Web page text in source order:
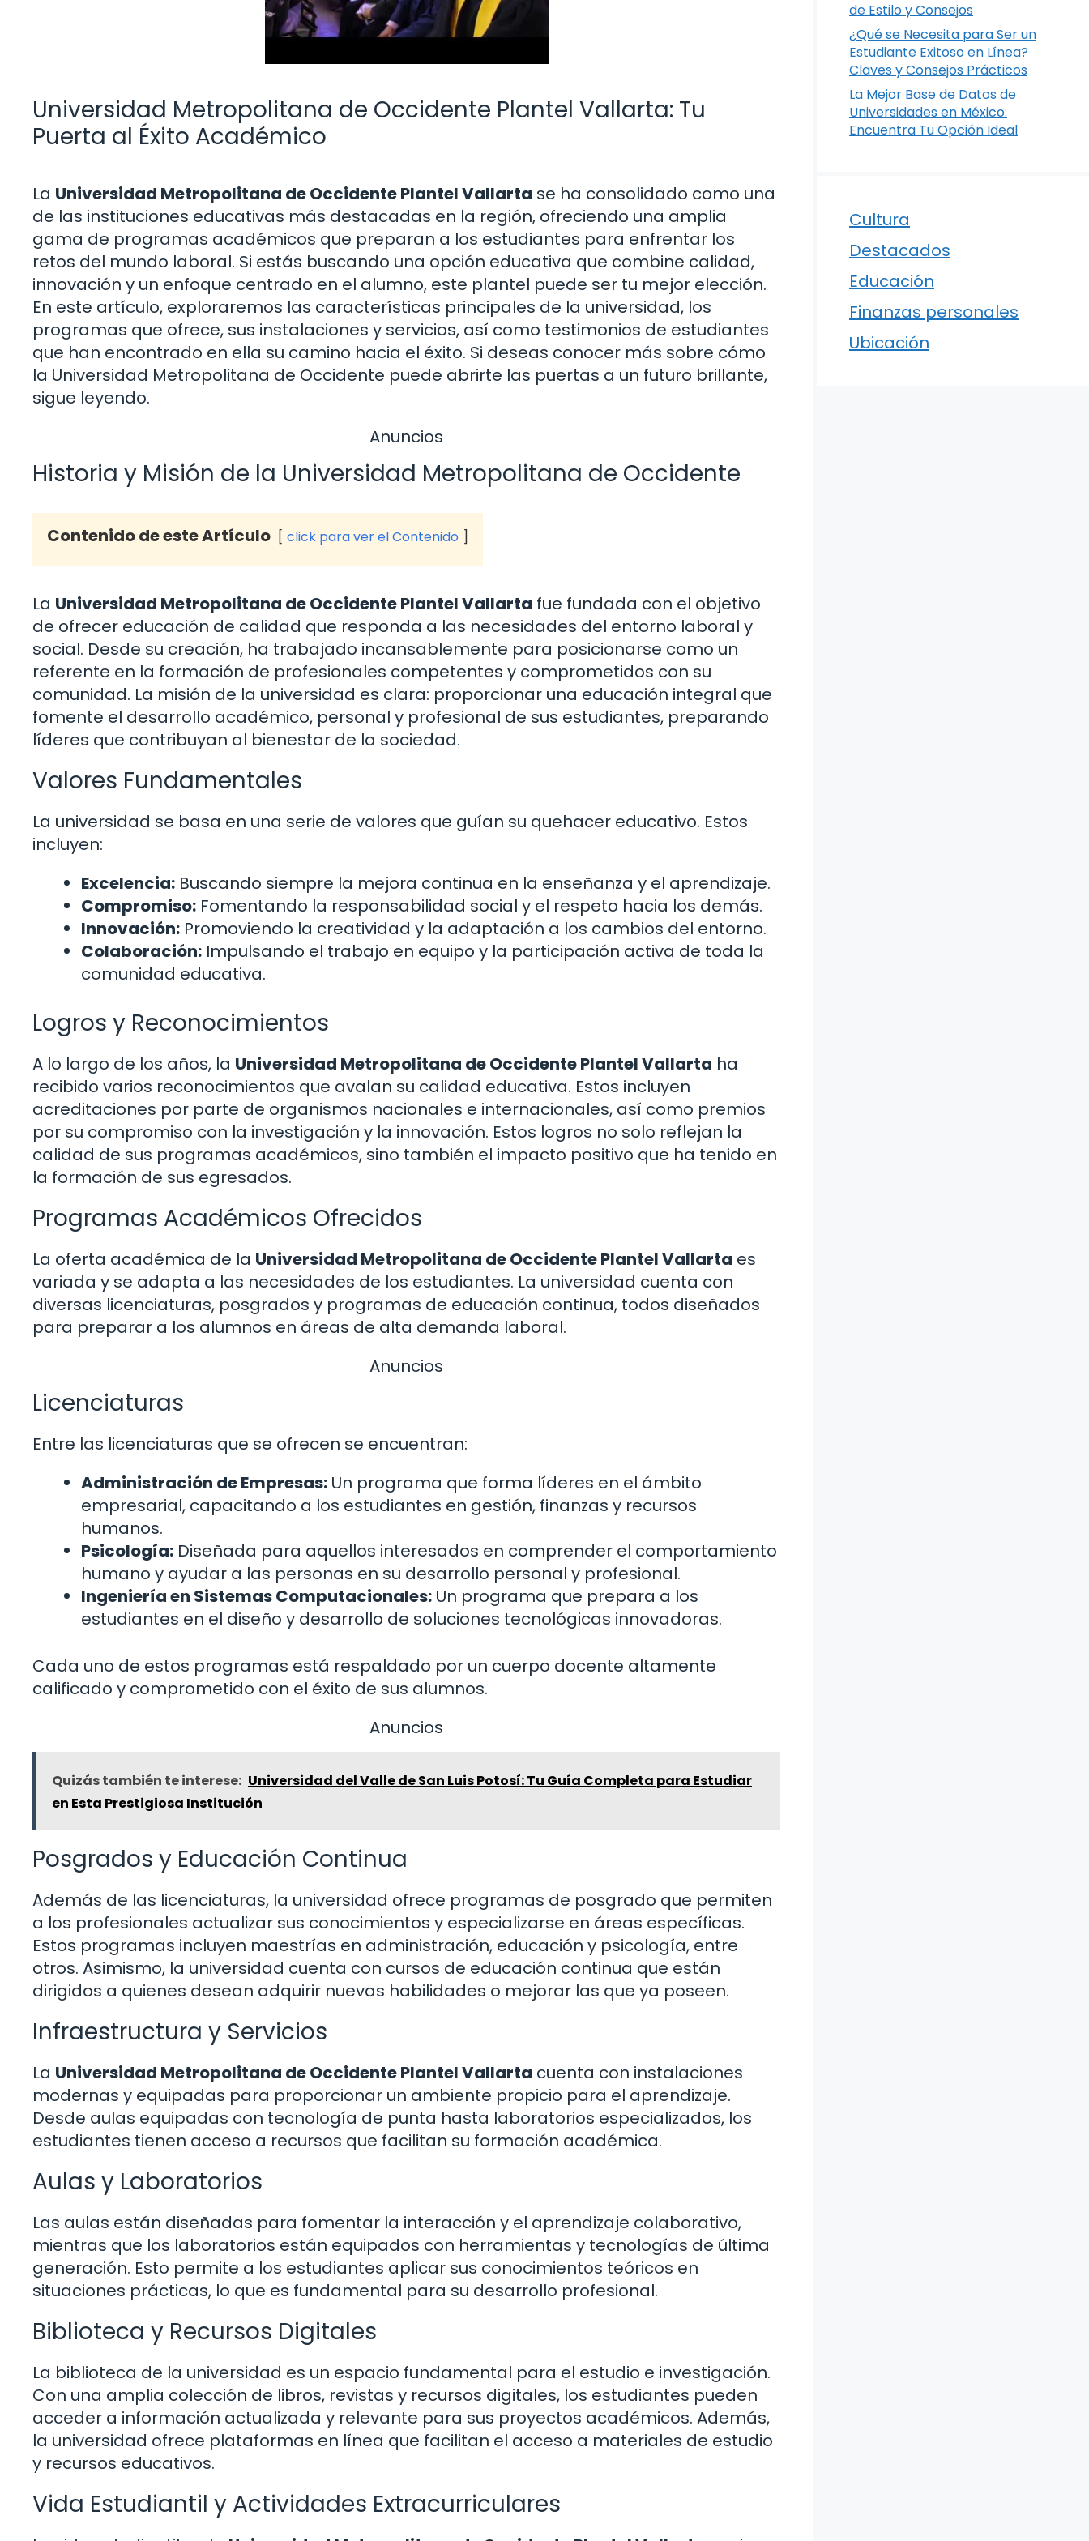
Universidad Metropolitana de Occidente Plantel Vallarta: Tu
Puerta al Éxito Académico
La Universidad Metropolitana de Occidente Plantel Vallarta se ha consolidado como una
de las instituciones educativas más destacadas en la región, ofreciendo una amplia
gama de programas académicos que preparan a los estudiantes para enfrentar los
retos del mundo laboral. Si estás buscando una opción educativa que combine calidad,
innovación y un enfoque centrado en el alumno, este plantel puede ser tu mejor elección.
En este artículo, exploraremos las características principales de la universidad, los
programas que ofrece, sus instalaciones y servicios, así como testimonios de estudiantes
que han encontrado en ella su camino hacia el éxito. Si deseas conocer más sobre cómo
la Universidad Metropolitana de Occidente puede abrirte las puertas a un futuro brillante,
sigue leyendo.
Anuncios
Historia y Misión de la Universidad Metropolitana de Occidente
Contenido de este Artículo click para ver el Contenido
La Universidad Metropolitana de Occidente Plantel Vallarta fue fundada con el objetivo
de ofrecer educación de calidad que responda a las necesidades del entorno laboral y
social. Desde su creación, ha trabajado incansablemente para posicionarse como un
referente en la formación de profesionales competentes y comprometidos con su
comunidad. La misión de la universidad es clara: proporcionar una educación integral que
fomente el desarrollo académico, personal y profesional de sus estudiantes, preparando
líderes que contribuyan al bienestar de la sociedad.
Valores Fundamentales
La universidad se basa en una serie de valores que guían su quehacer educativo. Estos
incluyen:
Excelencia: Buscando siempre la mejora continua en la enseñanza y el aprendizaje.
Compromiso: Fomentando la responsabilidad social y el respeto hacia los demás.
Innovación: Promoviendo la creatividad y la adaptación a los cambios del entorno.
Colaboración: Impulsando el trabajo en equipo y la participación activa de toda la
comunidad educativa.
Logros y Reconocimientos
A lo largo de los años, la Universidad Metropolitana de Occidente Plantel Vallarta ha
recibido varios reconocimientos que avalan su calidad educativa. Estos incluyen
acreditaciones por parte de organismos nacionales e internacionales, así como premios
por su compromiso con la investigación y la innovación. Estos logros no solo reflejan la
calidad de sus programas académicos, sino también el impacto positivo que ha tenido en
la formación de sus egresados.
Programas Académicos Ofrecidos
La oferta académica de la Universidad Metropolitana de Occidente Plantel Vallarta es
variada y se adapta a las necesidades de los estudiantes. La universidad cuenta con
diversas licenciaturas, posgrados y programas de educación continua, todos diseñados
para preparar a los alumnos en áreas de alta demanda laboral.
Anuncios
Licenciaturas
Entre las licenciaturas que se ofrecen se encuentran:
Administración de Empresas: Un programa que forma líderes en el ámbito
empresarial, capacitando a los estudiantes en gestión, finanzas y recursos
humanos.
Psicología: Diseñada para aquellos interesados en comprender el comportamiento
humano y ayudar a las personas en su desarrollo personal y profesional.
Ingeniería en Sistemas Computacionales: Un programa que prepara a los
estudiantes en el diseño y desarrollo de soluciones tecnológicas innovadoras.
Cada uno de estos programas está respaldado por un cuerpo docente altamente
calificado y comprometido con el éxito de sus alumnos.
Anuncios
Quizás también te interese: Universidad del Valle de San Luis Potosí: Tu Guía Completa para Estudiar
en Esta Prestigiosa Institución
Posgrados y Educación Continua
Además de las licenciaturas, la universidad ofrece programas de posgrado que permiten
a los profesionales actualizar sus conocimientos y especializarse en áreas específicas.
Estos programas incluyen maestrías en administración, educación y psicología, entre
otros. Asimismo, la universidad cuenta con cursos de educación continua que están
dirigidos a quienes desean adquirir nuevas habilidades o mejorar las que ya poseen.
Infraestructura y Servicios
La Universidad Metropolitana de Occidente Plantel Vallarta cuenta con instalaciones
modernas y equipadas para proporcionar un ambiente propicio para el aprendizaje.
Desde aulas equipadas con tecnología de punta hasta laboratorios especializados, los
estudiantes tienen acceso a recursos que facilitan su formación académica.
Aulas y Laboratorios
Las aulas están diseñadas para fomentar la interacción y el aprendizaje colaborativo,
mientras que los laboratorios están equipados con herramientas y tecnologías de última
generación. Esto permite a los estudiantes aplicar sus conocimientos teóricos en
situaciones prácticas, lo que es fundamental para su desarrollo profesional.
Biblioteca y Recursos Digitales
La biblioteca de la universidad es un espacio fundamental para el estudio e investigación.
Con una amplia colección de libros, revistas y recursos digitales, los estudiantes pueden
acceder a información actualizada y relevante para sus proyectos académicos. Además,
la universidad ofrece plataformas en línea que facilitan el acceso a materiales de estudio
y recursos educativos.
Vida Estudiantil y Actividades Extracurriculares
de Estilo y Consejos
¿Qué se Necesita para Ser un
Estudiante Exitoso en Línea?
Claves y Consejos Prácticos
La Mejor Base de Datos de
Universidades en México:
Encuentra Tu Opción Ideal
Cultura
Destacados
Educación
Finanzas personales
Ubicación